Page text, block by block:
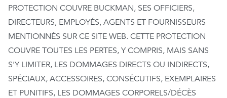
PROTECTION COUVRE BUCKMAN, SES OFFICIERS,
DIRECTEURS, EMPLOYÉS, AGENTS ET FOURNISSEURS
MENTIONNÉS SUR CE SITE WEB. CETTE PROTECTION
COUVRE TOUTES LES PERTES, Y COMPRIS, MAIS SANS
S'Y LIMITER, LES DOMMAGES DIRECTS OU INDIRECTS,
SPÉCIAUX, ACCESSOIRES, CONSÉCUTIFS, EXEMPLAIRES
ET PUNITIFS, LES DOMMAGES CORPORELS/DÉCÈS